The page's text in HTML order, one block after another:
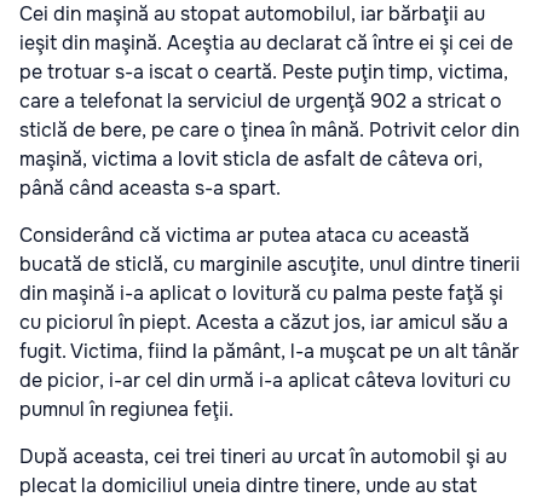
Cei din maşină au stopat automobilul, iar bărbaţii au
ieşit din maşină. Aceştia au declarat că între ei şi cei de
pe trotuar s-a iscat o ceartă. Peste puţin timp, victima,
care a telefonat la serviciul de urgenţă 902 a stricat o
sticlă de bere, pe care o ţinea în mână. Potrivit celor din
maşină, victima a lovit sticla de asfalt de câteva ori,
până când aceasta s-a spart.
Considerând că victima ar putea ataca cu această
bucată de sticlă, cu marginile ascuţite, unul dintre tinerii
din maşină i-a aplicat o lovitură cu palma peste faţă şi
cu piciorul în piept. Acesta a căzut jos, iar amicul său a
fugit. Victima, fiind la pământ, l-a muşcat pe un alt tânăr
de picior, i-ar cel din urmă i-a aplicat câteva lovituri cu
pumnul în regiunea feţii.
După aceasta, cei trei tineri au urcat în automobil şi au
plecat la domiciliul uneia dintre tinere, unde au stat